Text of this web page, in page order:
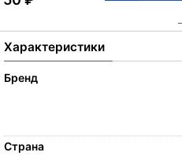
Характеристики
Бренд
Страна